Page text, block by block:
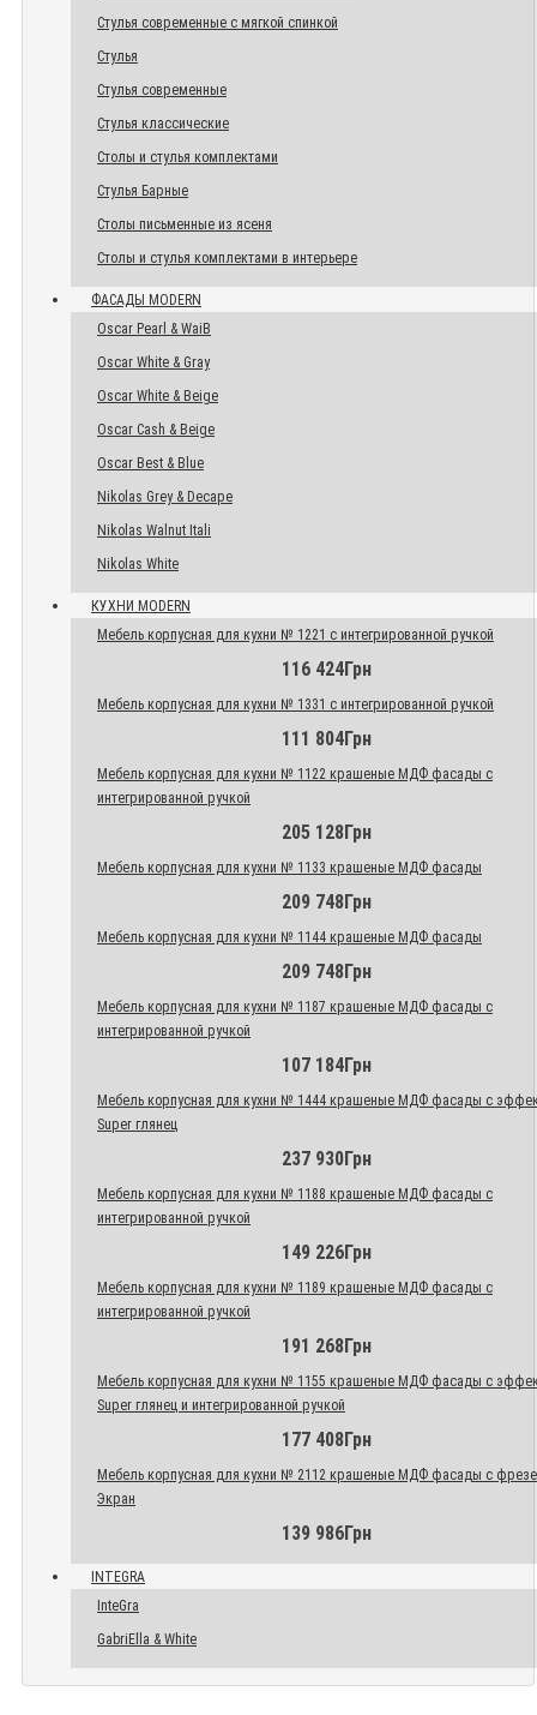
Стулья современные с мягкой спинкой
Стулья
Стулья современные
Стулья классические
Столы и стулья комплектами
Стулья Барные
Столы письменные из ясеня
Столы и стулья комплектами в интерьере
ФАСАДЫ MODERN
Oscar Pearl & WaiB
Oscar White & Gray
Oscar White & Beige
Oscar Cash & Beige
Oscar Best & Blue
Nikolas Grey & Decape
Nikolas Walnut Itali
Nikolas White
КУХНИ MODERN
Мебель корпусная для кухни № 1221 с интегрированной ручкой
116 424Грн
Мебель корпусная для кухни № 1331 с интегрированной ручкой
111 804Грн
Мебель корпусная для кухни № 1122 крашеные МДФ фасады с
интегрированной ручкой
205 128Грн
Мебель корпусная для кухни № 1133 крашеные МДФ фасады
209 748Грн
Мебель корпусная для кухни № 1144 крашеные МДФ фасады
209 748Грн
Мебель корпусная для кухни № 1187 крашеные МДФ фасады с
интегрированной ручкой
107 184Грн
Мебель корпусная для кухни № 1444 крашеные МДФ фасады с
Super глянец
237 930Грн
Мебель корпусная для кухни № 1188 крашеные МДФ фасады с
интегрированной ручкой
149 226Грн
Мебель корпусная для кухни № 1189 крашеные МДФ фасады с
интегрированной ручкой
191 268Грн
Мебель корпусная для кухни № 1155 крашеные МДФ фасады с
Super глянец и интегрированной ручкой
177 408Грн
Мебель корпусная для кухни № 2112 крашеные МДФ фасады с
Экран
139 986Грн
INTEGRA
InteGra
GabriElla & White